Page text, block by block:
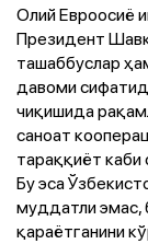
Олий Евроосиё
Президент
ташаббуслар
давоми
чиқишида
саноат
тараққиёт
Бу эса
муддатли эмас,
қараётганини